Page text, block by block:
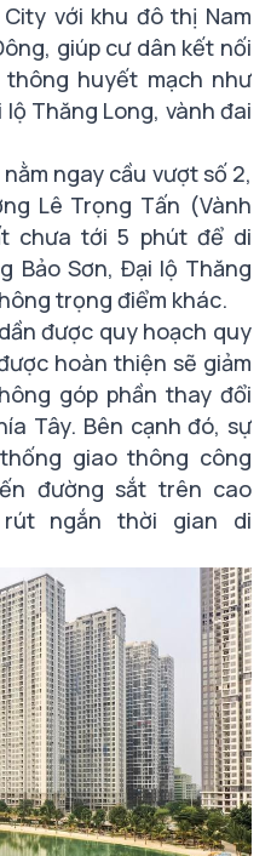
với khu đô thị Nam
giúp cư dân kết nối
huyết mạch như
Thăng Long, vành đai
ngay cầu vượt số 2,
Lê Trọng Tấn (Vành
chưa tới 5 phút để di
Bảo Sơn, Đại lộ Thăng
trọng điểm khác.
được quy hoạch quy
hoàn thiện sẽ giảm
góp phần thay đổi
Tây. Bên cạnh đó, sự
giao thông công
đường sắt trên cao
ngắn thời gian di